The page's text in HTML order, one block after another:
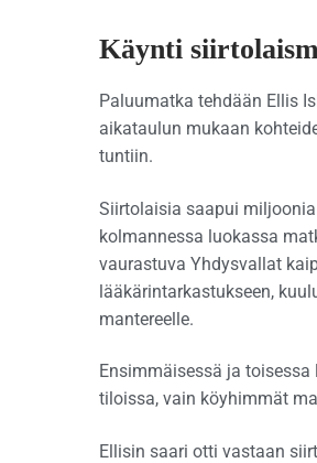
Käynti
Paluumatka tehdään Ellis
aikataulun mukaan
tuntiin.
Siirtolaisia saapui
kolmannessa luokassa
vaurastuva Yhdysvallat
lääkärintarkastukseen,
mantereelle.
Ensimmäisessä ja
tiloissa, vain köyhimmät
Ellisin saari otti vastaan